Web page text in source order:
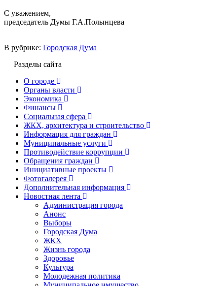
С уважением,
председатель Думы Г.А.Полынцева
В рубрике: Городская Дума
Разделы сайта
О городе
Органы власти
Экономика
Финансы
Социальная сфера
ЖКХ, архитектура и строительство
Информация для граждан
Муниципальные услуги
Противодействие коррупции
Обращения граждан
Инициативные проекты
Фотогалерея
Дополнительная информация
Новостная лента
Администрация города
Анонс
Выборы
Городская Дума
ЖКХ
Жизнь города
Здоровье
Культура
Молодежная политика